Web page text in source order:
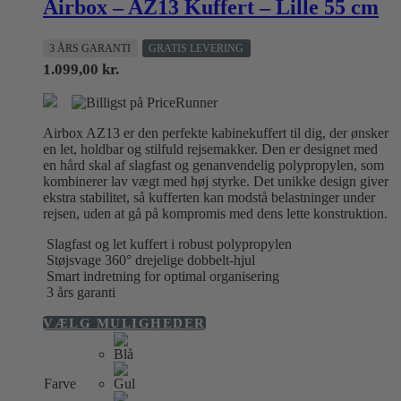
Airbox – AZ13 Kuffert – Lille 55 cm
3 ÅRS GARANTI GRATIS LEVERING
1.099,00 kr.
Airbox AZ13 er den perfekte kabinekuffert til dig, der ønsker
en let, holdbar og stilfuld rejsemakker. Den er designet med
en hård skal af slagfast og genanvendelig polypropylen, som
kombinerer lav vægt med høj styrke. Det unikke design giver
ekstra stabilitet, så kufferten kan modstå belastninger under
rejsen, uden at gå på kompromis med dens lette konstruktion.
Slagfast og let kuffert i robust polypropylen
Støjsvage 360° drejelige dobbelt-hjul
Smart indretning for optimal organisering
3 års garanti
VÆLG MULIGHEDERDette
Farve